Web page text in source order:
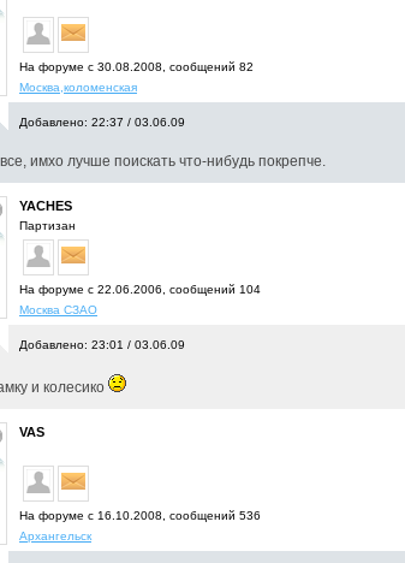
На форуме с 30.08.2008, cообщений 82
Москва,коломенская
Добавлено: 22:37 / 03.06.09
имхо лучше поискать что-нибудь покрепче.
YACHES
Партизан
На форуме с 22.06.2006, cообщений 104
Москва СЗАО
Добавлено: 23:01 / 03.06.09
и колесико
VAS
На форуме с 16.10.2008, cообщений 536
Архангельск